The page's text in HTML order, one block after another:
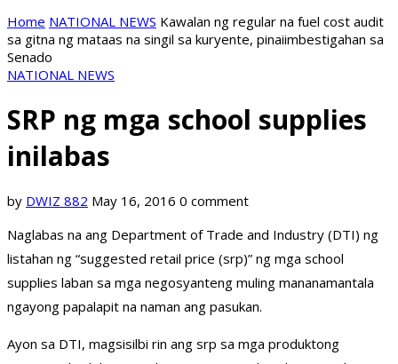
Home NATIONAL NEWS Kawalan ng regular na fuel cost audit
sa gitna ng mataas na singil sa kuryente, pinaiimbestigahan sa
Senado
NATIONAL NEWS
SRP ng mga school supplies
inilabas
by DWIZ 882 May 16, 2016 0 comment
Naglabas na ang Department of Trade and Industry (DTI) ng
listahan ng “suggested retail price (srp)” ng mga school
supplies laban sa mga negosyanteng muling mananamantala
ngayong papalapit na naman ang pasukan.
Ayon sa DTI, magsisilbi rin ang srp sa mga produktong